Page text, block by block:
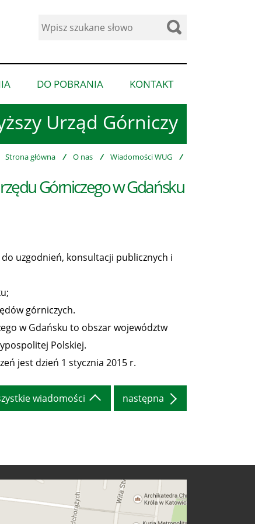
Urząd Górniczy
Wyszukaj
pokaż
podmenu
dla
“Ogłoszenia”
DO POBRANIA
pokaż
podmenu
dla
pobrania”
KONTAKT
podmenu
Strona główna / O nas / Wiadomości WUG /
Górniczego w Gdańsku
do uzgodnień, konsultacji publicznych i
górniczych.
w Gdańsku to obszar województw
Polskiej.
jest dzień 1 stycznia 2015 r.
wiadomości następna